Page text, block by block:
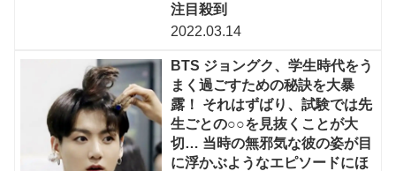
注目殺到
2022.03.14
BTS ジョングク、学生時代をう
まく過ごすための秘訣を大暴
露！ それはずばり、試験では先
生ごとの○○を見抜くことが大
切… 当時の無邪気な彼の姿が目
に浮かぶようなエピソードにほ